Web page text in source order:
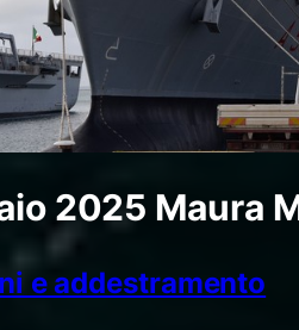
2025 Maura
e addestramento